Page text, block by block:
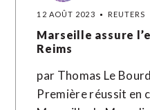
12 AOÛT 2023 REUTERS
Marseille assure
Reims
par Thomas Le
Première réussit en